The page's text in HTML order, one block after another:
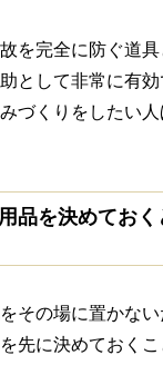
を完全に防ぐ道
として非常に有
づくりをしたい
品を決めてお
その場に置かな
先に決めておく